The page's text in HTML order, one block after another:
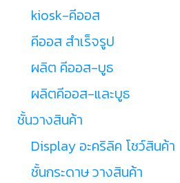
kiosk-คีออส
คีออส สำเร็จรูป
ผลิต คีออส-บูธ
ผลิตคีออส-และบูธ
ชั้นวางสินค้า
Display อะคริลิค โชว์สินค้า
ชั้นกระดาษ วางสินค้า